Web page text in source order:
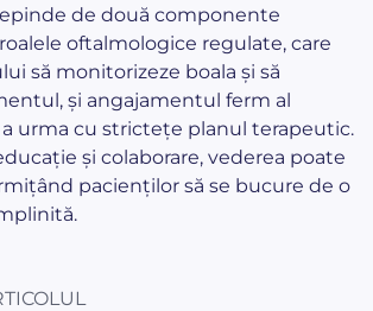
de două componente
oftalmologice regulate, care
să monitorizeze boala și să
și angajamentul ferm al
urma cu strictețe planul terapeutic.
și colaborare, vederea poate
pacienților să se bucure de o